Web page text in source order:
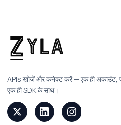
APIs खोजें और कनेक्ट करें — एक ही अकाउंट,
एक ही SDK के साथ।